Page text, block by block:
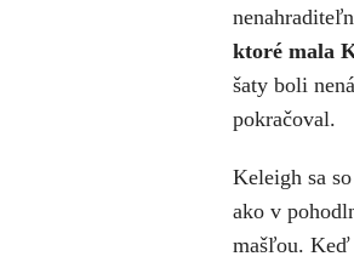
ktoré mala
šaty boli
pokračoval.
Keleigh sa
ako v
mašľou. Keď